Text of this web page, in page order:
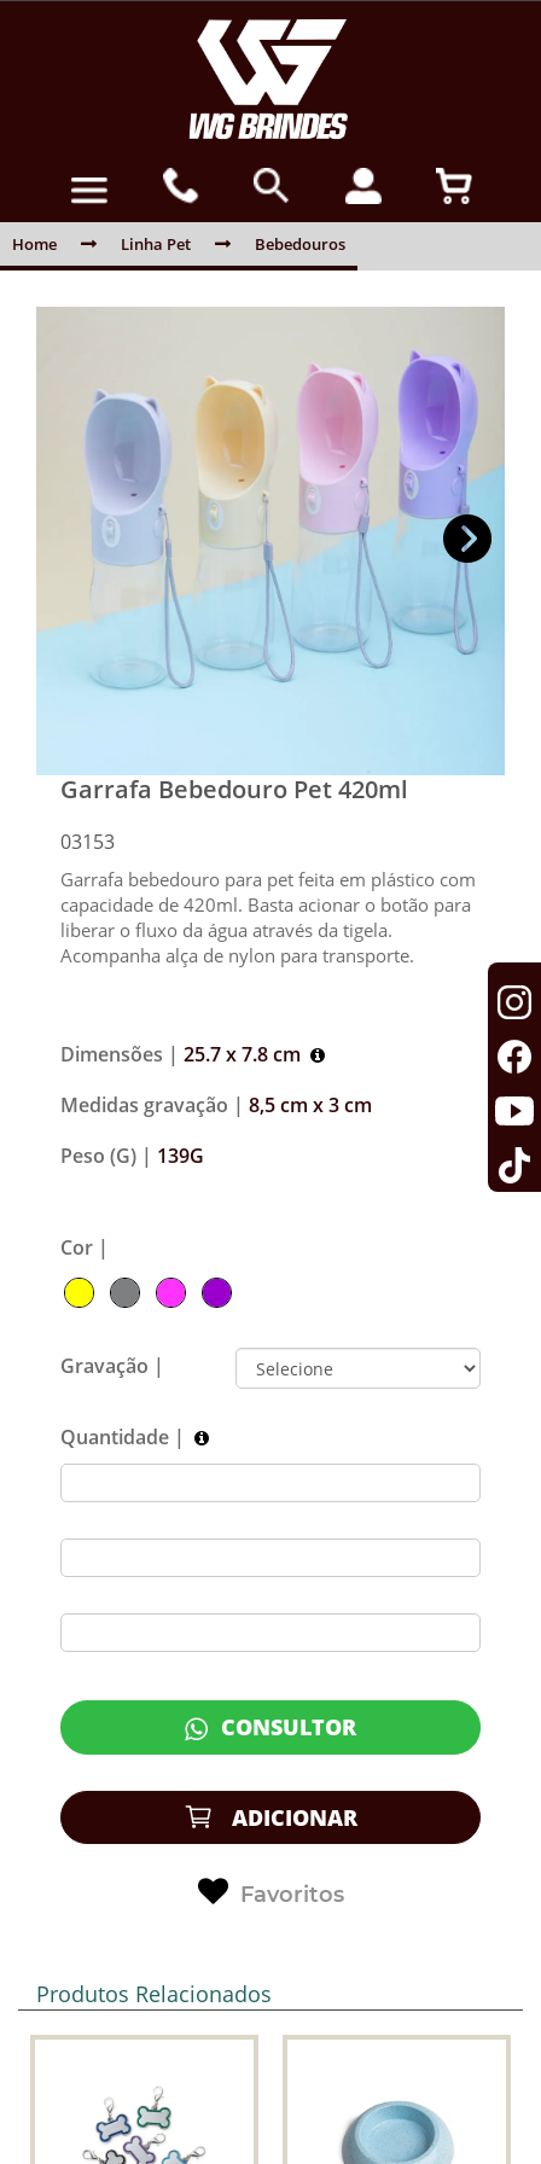
Home Linha Pet Bebedouros
Garrafa Bebedouro Pet 420ml
03153
Garrafa bebedouro para pet feita em plástico com
capacidade de 420ml. Basta acionar o botão para
liberar o fluxo da água através da tigela.
Acompanha alça de nylon para transporte.
Dimensões | 25.7 x 7.8 cm
Medidas gravação | 8,5 cm x 3 cm
Peso (G) | 139G
Cor |
Gravação |
Quantidade |
CONSULTOR
ADICIONAR
Favoritos
Produtos Relacionados